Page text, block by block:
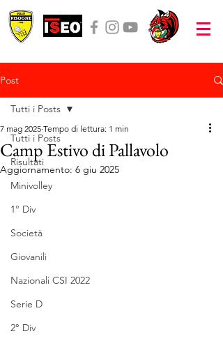
Post
Tutti i Posts
Risultati
Minivolley
1° Div
Società
Giovanili
Nazionali CSI 2022
Serie D
2° Div
Tutti i Posts
Camp Estivo di Pallavolo
7 mag 2025 Tempo di lettura: 1 min
Aggiornamento: 6 giu 2025